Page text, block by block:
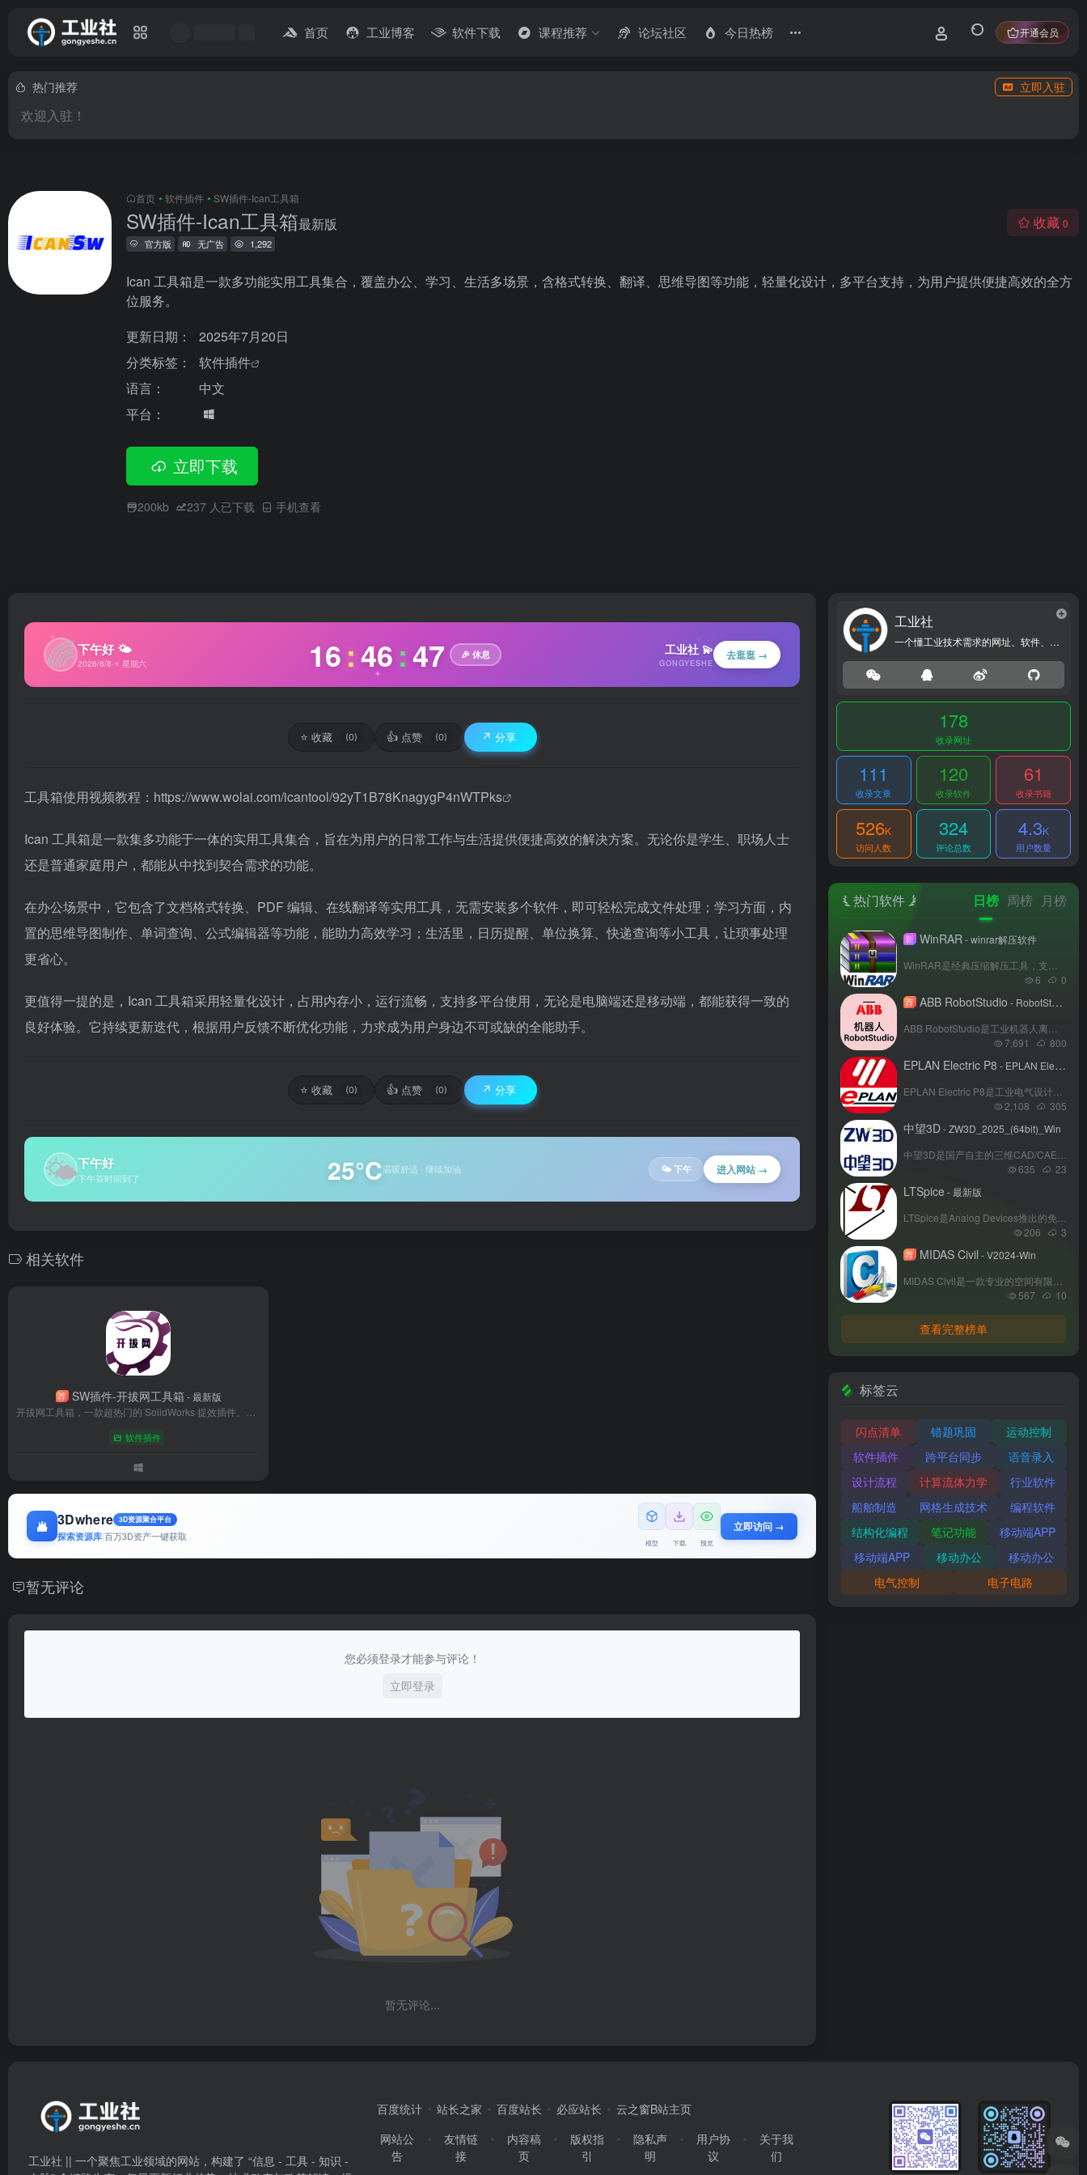
首页 工业博客 软件下载 课程推荐 论坛社区 今日热榜 开通会员
热门推荐 立即入驻
欢迎入驻！
首页 • 软件插件 • SW插件-Ican工具箱
SW插件-Ican工具箱最新版
官方版 无广告 1,292
收藏 0
Ican 工具箱是一款多功能实用工具集合，覆盖办公、学习、生活多场景，含格式转换、翻译、思维导图等功能，轻量化设计，多平台支持，为用户提供便捷高效的全方
位服务。
更新日期：
2025年7月20日
分类标签：
软件插件
语言：
中文
平台：
立即下载
200kb 237人已下载 手机查看
🌈下午好 🌤
2026/8/8·⭐ 星期六 16:46:48 🎉 休息 工业社 💫
GONGYESHE
去逛逛 →
✦
✦
⭐ 收藏 (0) 👍 点赞 (0) ↗️ 分享
工具箱使用视频教程： https://www.wolai.com/icantool/92yT1B78KnagygP4nWTPks
Ican 工具箱是一款集多功能于一体的实用工具集合，旨在为用户的日常工作与生活提供便捷高效的解决方案。无论你是学生、职场人士
还是普通家庭用户，都能从中找到契合需求的功能。​
在办公场景中，它包含了文档格式转换、PDF 编辑、在线翻译等实用工具，无需安装多个软件，即可轻松完成文件处理；学习方面，内
置的思维导图制作、单词查询、公式编辑器等功能，能助力高效学习；生活里，日历提醒、单位换算、快递查询等小工具，让琐事处理
更省心。​
更值得一提的是，Ican 工具箱采用轻量化设计，占用内存小，运行流畅，支持多平台使用，无论是电脑端还是移动端，都能获得一致的
良好体验。它持续更新迭代，根据用户反馈不断优化功能，力求成为用户身边不可或缺的全能助手。
⭐ 收藏 (0) 👍 点赞 (0) ↗️ 分享
🌤下午好
下午茶时间到了 25°C温暖舒适 · 继续加油 🌤 下午 进入网站 →
相关软件
荐 SW插件-开拔网工具箱 - 最新版
软件插件
3Dwhere 3D资源聚合平台
探索资源库|百万3D资产一键获取 模型 下载 预览
立即访问 →
暂无评论
您必须登录才能参与评论！
立即登录
暂无评论...
工业社
一个懂工业技术需求的网址、软件、资源、热点导航大全网站！
178
收录网址
111
收录文章
120
收录软件
61
收录书籍
526K
访问人数
324
评论总数
4.3K
用户数量
热门软件 日榜 周榜 月榜
新 WinRAR - winrar解压软件
6
0
荐 ABB RobotStudio - RobotStudio2025
7,691
800
EPLAN Electric P8 - EPLAN Electric P8 2024(64bit)
2,108
305
中望3D- ZW3D_2025_(64bit)_Win
635
23
LTSpice - 最新版
206
3
荐 MIDAS Civil - V2024-Win
567
10
查看完整榜单
标签云
闪点清单 错题巩固
运动控制
软件插件
跨平台同步
语音录入
设计流程
计算流体力学
行业软件
船舶制造
网格生成技术
编程软件
结构化编程
笔记功能
移动端APP
移动端APP
移动办公
移动办公
电气控制
电子电路
工业社 || 一个聚焦工业领域的网站，构建了 “信息 - 工具 - 知识 -
百度统计 站长之家 百度站长 必应站长
云之窗B站主页
网站公
告
友情链
接
内容稿
页
版权指
引
隐私声
明
用户协
议
关于我
们